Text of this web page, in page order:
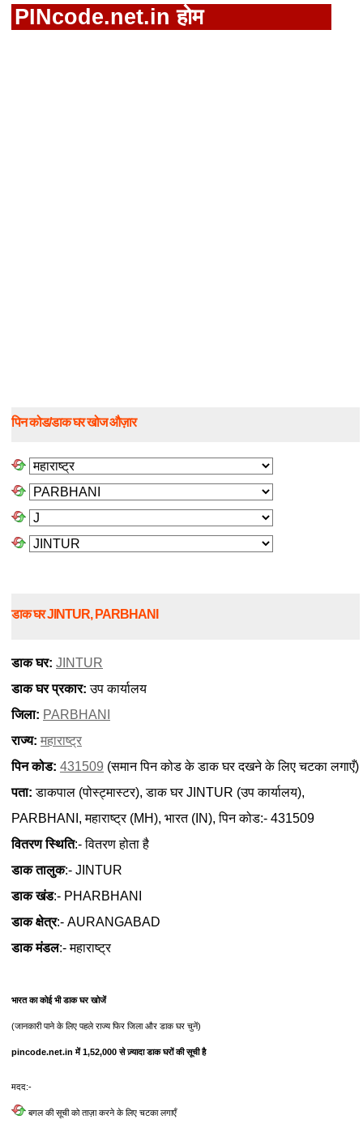
PINcode.net.in होम
पिन कोड/डाक घर खोज औज़ार
डाक घर JINTUR, PARBHANI
डाक घर: JINTUR
डाक घर प्रकार: उप कार्यालय
जिला: PARBHANI
राज्य: महाराष्ट्र
पिन कोड: 431509 (समान पिन कोड के डाक घर दखने के लिए चटका लगाएँ)
पता: डाकपाल (पोस्ट्मास्टर), डाक घर JINTUR (उप कार्यालय),
PARBHANI, महाराष्ट्र (MH), भारत (IN), पिन कोड:- 431509
वितरण स्थिति:- वितरण होता है
डाक तालुक:- JINTUR
डाक खंड:- PHARBHANI
डाक क्षेत्र:- AURANGABAD
डाक मंडल:- महाराष्ट्र
भारत का कोई भी डाक घर खोजें
(जानकारी पाने के लिए पहले राज्य फिर जिला और डाक घर चुनें)
pincode.net.in में 1,52,000 से ज़्यादा डाक घरों की सूची है
मदद:-
बगल की सूची को ताज़ा करने के लिए चटका लगाएँ